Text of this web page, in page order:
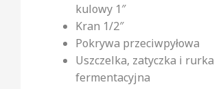
kulowy 1″
Kran 1/2″
Pokrywa przeciwpyłowa
Uszczelka, zatyczka i rurka
fermentacyjna